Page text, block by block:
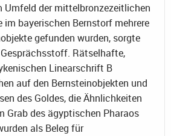
Umfeld der mittelbronzezeitlichen
im bayerischen Bernstorf mehrere
gefunden wurden, sorgte
Rätselhafte,
Linearschrift B
auf den Bernsteinobjekten und
des Goldes, die Ähnlichkeiten
Grab des ägyptischen Pharaos
als Beleg für